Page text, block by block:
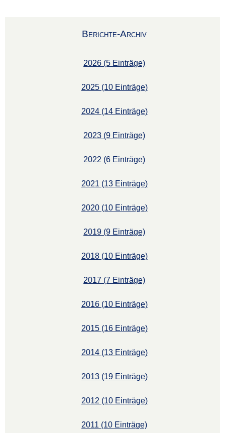
Berichte-Archiv
2026 (5 Einträge)
2025 (10 Einträge)
2024 (14 Einträge)
2023 (9 Einträge)
2022 (6 Einträge)
2021 (13 Einträge)
2020 (10 Einträge)
2019 (9 Einträge)
2018 (10 Einträge)
2017 (7 Einträge)
2016 (10 Einträge)
2015 (16 Einträge)
2014 (13 Einträge)
2013 (19 Einträge)
2012 (10 Einträge)
2011 (10 Einträge)